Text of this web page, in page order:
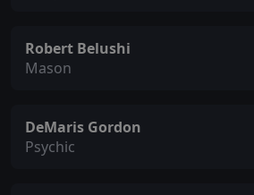
Robert Belushi
Mason
DeMaris Gordon
Psychic